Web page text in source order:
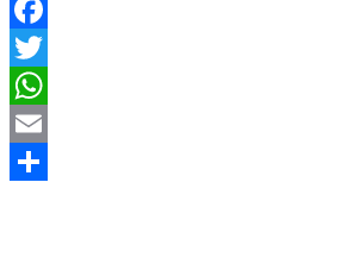
Facebook
Twitter
WhatsApp
Email